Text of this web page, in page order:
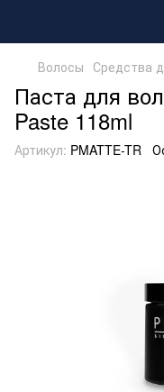
Волосы Средства
Паста для
Paste 118ml
Артикул: PMATTE-TR